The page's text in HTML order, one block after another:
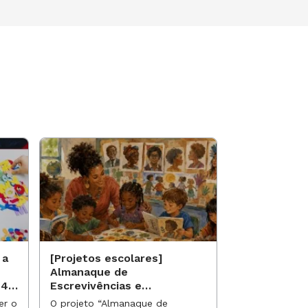
o
[Projetos escolares]
Almanaque de
Escrevivências e
Referências da Nossa
O projeto “Almanaque de